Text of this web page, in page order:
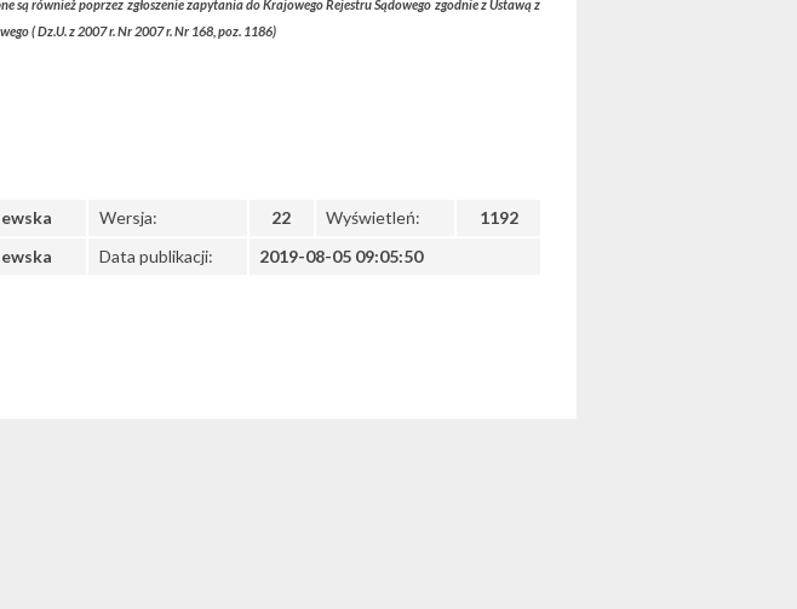
są również poprzez zgłoszenie zapytania do Krajowego Rejestru Sądowego zgodnie z Ustawą z
( Dz.U. z 2007 r. Nr 2007 r. Nr 168, poz. 1186)
Wersja: 22 Wyświetleń:
1192
Data publikacji: 2019-08-05 09:05:50